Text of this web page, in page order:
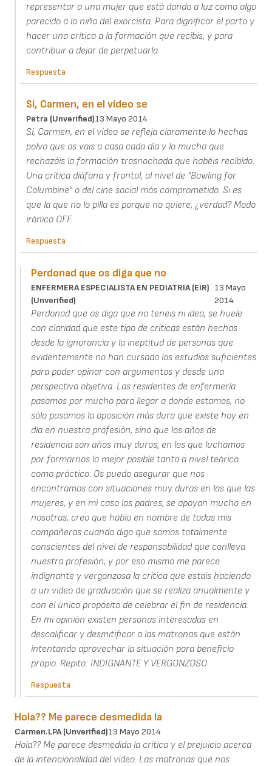
representar a una mujer que está dando a luz como algo
parecido a la niña del exorcista. Para dignificar el parto y
hacer una crítica a la formación que recibís, y para
contribuir a dejar de perpetuarla.
Respuesta
Sí, Carmen, en el vídeo se
Petra (unverified)13 Mayo 2014
Sí, Carmen, en el vídeo se refleja claramente lo hechas
polvo que os vais a casa cada día y lo mucho que
rechazáis la formación trasnochada que habéis recibido.
Una crítica diáfana y frontal, al nivel de "Bowling for
Columbine" o del cine social más comprometido. Si es
que la que no lo pilla es porque no quiere, ¿verdad? Modo
irónico OFF.
Respuesta
Perdonad que os diga que no
ENFERMERA ESPECIALISTA EN PEDIATRIA (EIR)
(unverified)
13 Mayo
2014
Perdonad que os diga que no teneis ni idea, se huele
con claridad que este tipo de críticas están hechas
desde la ignorancia y la ineptitud de personas que
evidentemente no han cursado los estudios suficientes
para poder opinar con argumentos y desde una
perspectiva objetiva. Las residentes de enfermería
pasamos por mucho para llegar a donde estamos, no
sólo pasamos la oposición más dura que existe hoy en
día en nuestra profesión, sino que los años de
residencia son años muy duros, en los que luchamos
por formarnos lo mejor posible tanto a nivel teórico
como práctico. Os puedo asegurar que nos
encontramos con situaciones muy duras en las que las
mujeres, y en mi caso los padres, se apoyan mucho en
nosotras, creo que hablo en nombre de todas mis
compañeras cuando digo que somos totalmente
conscientes del nivel de responsabilidad que conlleva
nuestra profesión, y por eso mismo me parece
indignante y vergonzosa la crítica que estais haciendo
a un video de graduación que se realiza anualmente y
con el único propósito de celebrar el fin de residencia.
En mi opinión existen personas interesadas en
descalificar y desmitificar a las matronas que están
intentando aprovechar la situación para beneficio
propio. Repito: INDIGNANTE Y VERGONZOSO.
Respuesta
Hola?? Me parece desmedida la
Carmen.LPA (unverified)13 Mayo 2014
Hola?? Me parece desmedida la crítica y el prejuicio acerca
de la intencionalidad del vídeo. Las matronas que nos